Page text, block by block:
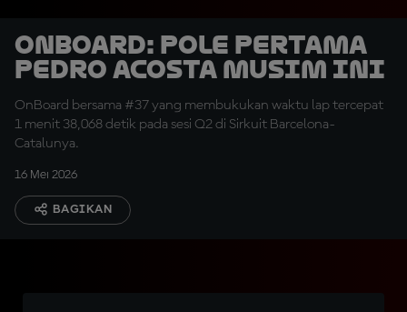
OnBoard: Pole Pertama
Pedro Acosta Musim Ini
OnBoard bersama #37 yang membukukan waktu lap tercepat
1 menit 38,068 detik pada sesi Q2 di Sirkuit Barcelona-
Catalunya.
16 Mei 2026
BAGIKAN